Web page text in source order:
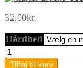
32,00kr.
Hårdhed
Caran
d'Ache
Tilføj til kurv